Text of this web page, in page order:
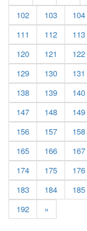
102
103 104
111
112 113
120
121 122
129
130 131
138
139 140
147
148 149
156
157 158
165
166 167
174
175 176
183
184 185
192
»